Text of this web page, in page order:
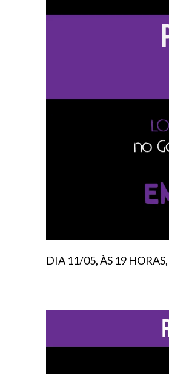
DIA 11/05, ÀS 19 HORAS,